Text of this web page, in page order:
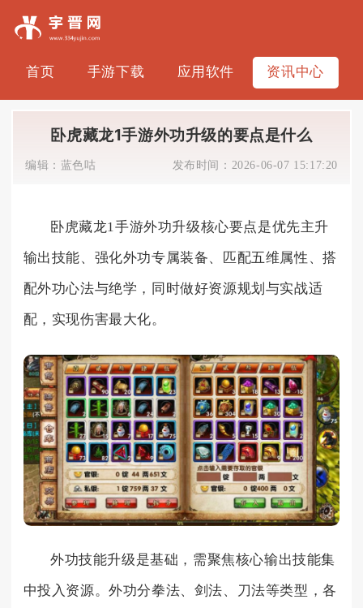
首页 手游下载 应用软件 资讯中心
卧虎藏龙1手游外功升级的要点是什么
编辑： 蓝色咕 发布时间： 2026-06-07 15:17:20
卧虎藏龙1手游外功升级核心要点是优先主升
输出技能、强化外功专属装备、匹配五维属性、搭
配外功心法与绝学，同时做好资源规划与实战适
配，实现伤害最大化。
外功技能升级是基础，需聚焦核心输出技能集
中投入资源。外功分拳法、剑法、刀法等类型，各